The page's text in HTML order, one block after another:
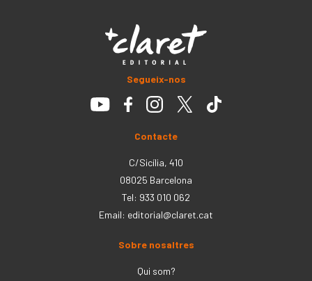
Segueix-nos
Contacte
C/Sicília, 410
08025 Barcelona
Tel: 933 010 062
Email: editorial@claret.cat
Sobre nosaltres
Qui som?